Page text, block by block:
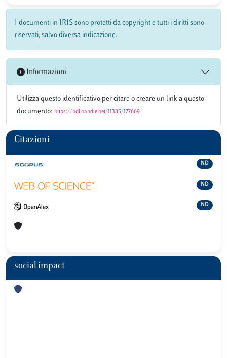
I documenti in IRIS sono protetti da copyright e tutti i diritti sono
riservati, salvo diversa indicazione.
Informazioni
Utilizza questo identificativo per citare o creare un link a questo
documento: https://hdl.handle.net/11385/177669
Citazioni
ND
ND
ND
social impact